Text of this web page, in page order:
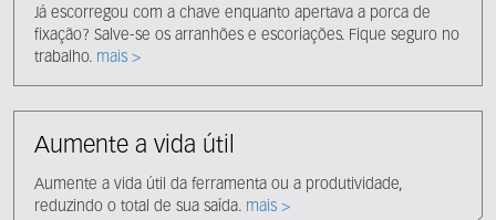
Já escorregou com a chave enquanto apertava a porca de
fixação? Salve-se os arranhões e escoriações. Fique seguro no
trabalho. mais >
Aumente a vida útil
Aumente a vida útil da ferramenta ou a produtividade,
reduzindo o total de sua saída. mais >